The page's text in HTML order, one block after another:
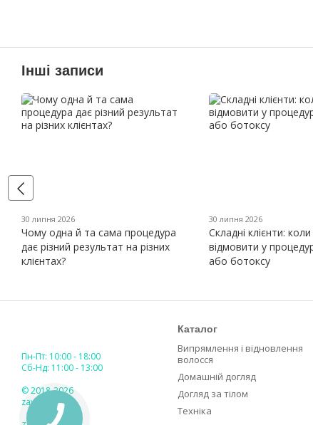
Інші записи
30 липня 2026
Чому одна й та сама процедура
дає різний результат на різних
клієнтах?
30 липня 2026
Складні клієнти:
відмовити у
або ботоксу
Пн-Пт: 10:00 - 18:00
Сб-Нд: 11:00 - 13:00
© 2018-2026
zaya.ua
Каталог
Випрямлення і відновлення
волосся
Домашній догляд
Догляд за тілом
Техніка